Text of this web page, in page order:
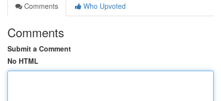
Comments
Who Upvoted
Comments
Submit a Comment
No HTML